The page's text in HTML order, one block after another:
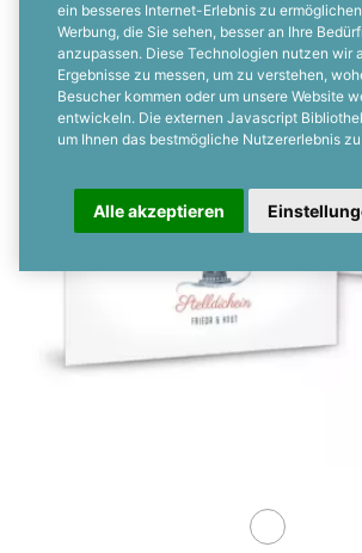
ein besseres Internet-Erlebnis zu
Werbung, die Sie sehen, besser an Ihre
anzupassen. Diese Technologien nutzen wir
Ergebnisse zu messen, um zu verstehen,
Besucher kommen oder um unsere Website
entwickeln. Die externen Javascript
um Ihnen das bestmögliche Nutzererlebnis
Alle akzeptieren